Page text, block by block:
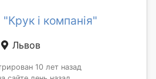
і компанія"
Львов
10 лет назад